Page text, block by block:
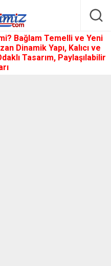
Bağlam Temelli ve Yeni
Dinamik Yapı, Kalıcı ve
Tasarım, Paylaşılabilir